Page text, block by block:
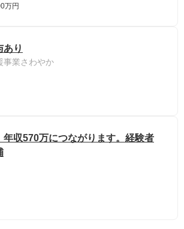
万円
あり
事業さわやか
年収570万につながります。経験者